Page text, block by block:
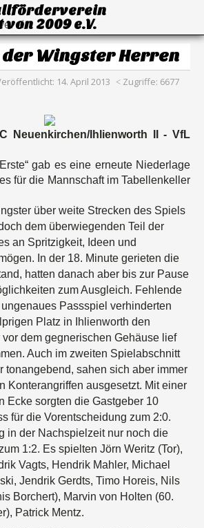
von 2009 e.V.
der Wingster Herren
14. April 2013 Zugriffe: 6677
Neuenkirchen/Ihlienworth II - VfL
gab es eine erneute Niederlage
für die Mannschaft im Tabellenkeller
über weite Strecken des Spiels
dem überwiegenden Teil der
an Spritzigkeit, Ideen und
In der 18. Minute gerieten die
hatten danach aber bis zur Pause
zum Ausgleich. Fehlende
Passspiel verhinderten
Platz in Ihlienworth den
vor dem gegnerischen Gehäuse lief
Auch im zweiten Spielabschnitt
tonangebend, sahen sich aber immer
Konterangriffen ausgesetzt. Mit einer
Ecke sorgten die Gastgeber 10
für die Vorentscheidung zum 2:0.
in der Nachspielzeit nur noch die
1:2. Es spielten Jörn Weritz (Tor),
Vagts, Hendrik Mahler, Michael
Jendrik Gerdts, Timo Horeis, Nils
Borchert), Marvin von Holten (60.
Patrick Mentz.